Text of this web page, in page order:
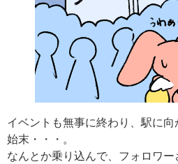
イベントも無事に終わり、駅に
始末・・・。
なんとか乗り込んで、フォロワ